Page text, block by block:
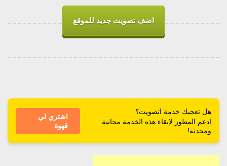
اضف تصويت جديد للموقع
هل تعجبك خدمة اتصويت؟
ادعم المطور لإبقاء هذه الخدمة مجانية
ومحدثة!
اشتري لي
قهوة